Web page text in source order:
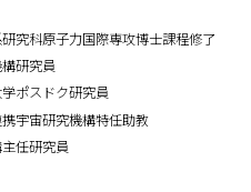
究科原子力国際専攻博士課程修了
研究員
ポスドク研究員
宇宙研究機構特任助教
任研究員